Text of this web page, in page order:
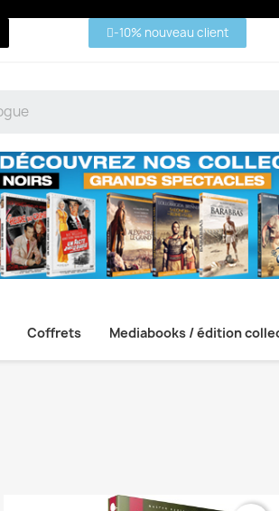
-10% nouveau client
Coffrets Mediabooks / édition